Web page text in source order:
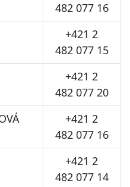
482 077 16
+421 2
482 077 15
+421 2
482 077 20
+421 2
482 077 16
+421 2
482 077 14